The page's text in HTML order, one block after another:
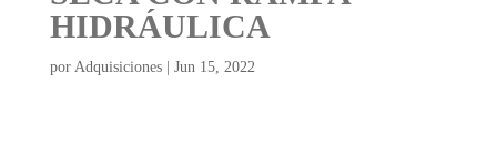
HIDRÁULICA
por Adquisiciones| Jun 15, 2022